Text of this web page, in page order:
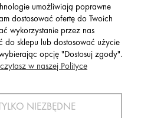
Wymiany
611-24-66-379 || E-
tel:(75) 777 76 36
umożliwiają poprawne
dostosować ofertę do Twoich
wykorzystanie przez nas
do sklepu lub dostosować użycie
opcję "Dostosuj zgody".
w naszej Polityce
NIEZBĘDNE